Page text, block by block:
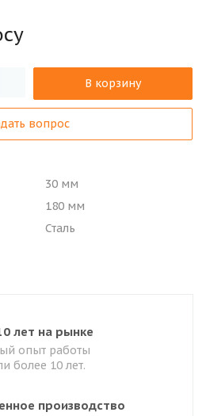
В корзину
вопрос
30 мм
180 мм
Сталь
лет на рынке
опыт работы
более 10 лет.
производство